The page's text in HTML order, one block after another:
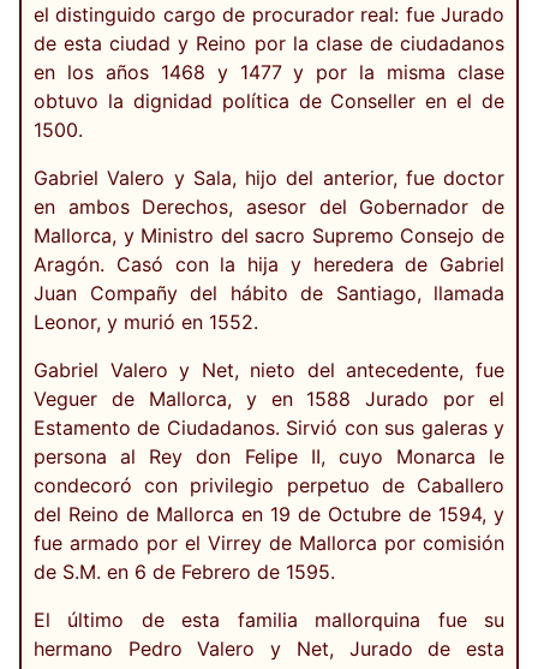
el distinguido cargo de procurador real: fue Jurado
de esta ciudad y Reino por la clase de ciudadanos
en los años 1468 y 1477 y por la misma clase
obtuvo la dignidad política de Conseller en el de
1500.
Gabriel Valero y Sala, hijo del anterior, fue doctor
en ambos Derechos, asesor del Gobernador de
Mallorca, y Ministro del sacro Supremo Consejo de
Aragón. Casó con la hija y heredera de Gabriel
Juan Compañy del hábito de Santiago, llamada
Leonor, y murió en 1552.
Gabriel Valero y Net, nieto del antecedente, fue
Veguer de Mallorca, y en 1588 Jurado por el
Estamento de Ciudadanos. Sirvió con sus galeras y
persona al Rey don Felipe II, cuyo Monarca le
condecoró con privilegio perpetuo de Caballero
del Reino de Mallorca en 19 de Octubre de 1594, y
fue armado por el Virrey de Mallorca por comisión
de S.M. en 6 de Febrero de 1595.
El último de esta familia mallorquina fue su
hermano Pedro Valero y Net, Jurado de esta